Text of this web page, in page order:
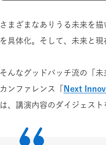
さまざまなありうる未来を
を具体化。そして、未来と
そんなグッドパッチ流の「
カンファレンス「
Next
は、講演内容のダイジェス